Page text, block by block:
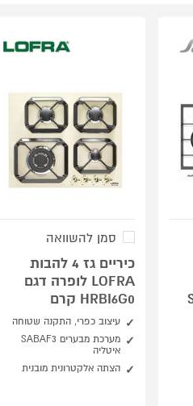
סמן להשוואה
כיריים גז 4 להבות
LOFRA לופרה דגם
HRBI6G0 קרם
עיצוב כפרי, התקנה שטוחה
מערכת מבערים SABAF3
איטליה
הצתה אלקטרונית מובנית